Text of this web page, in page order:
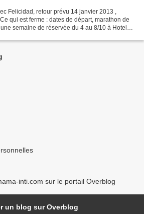
Felicidad, retour prévu 14 janvier 2013 ,
qui est ferme : dates de départ, marathon de
semaine de réservée du 4 au 8/10 à Hotel
inti.com sur le portail Overblog
un blog sur Overblog